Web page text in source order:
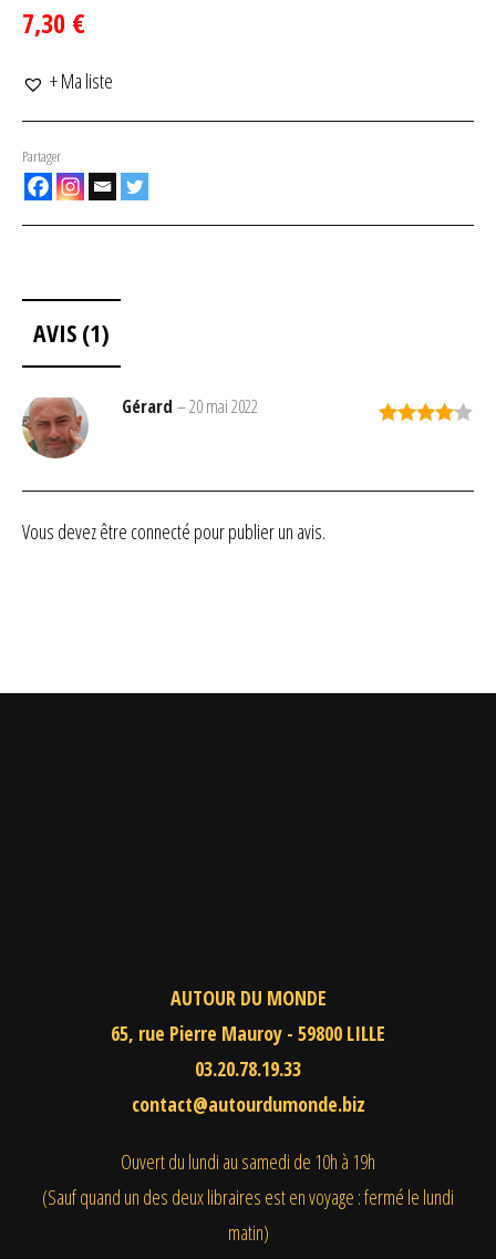
7,30 €
+ Ma liste
Partager
AVIS (1)
Gérard –20 mai 2022
Vous devez être connecté pour publier un avis.
AUTOUR DU MONDE
65, rue Pierre Mauroy - 59800 LILLE
03.20.78.19.33
contact@autourdumonde.biz
Ouvert du lundi au samedi de 10h à 19h
(Sauf quand un des deux libraires est en voyage : fermé le lundi
matin)